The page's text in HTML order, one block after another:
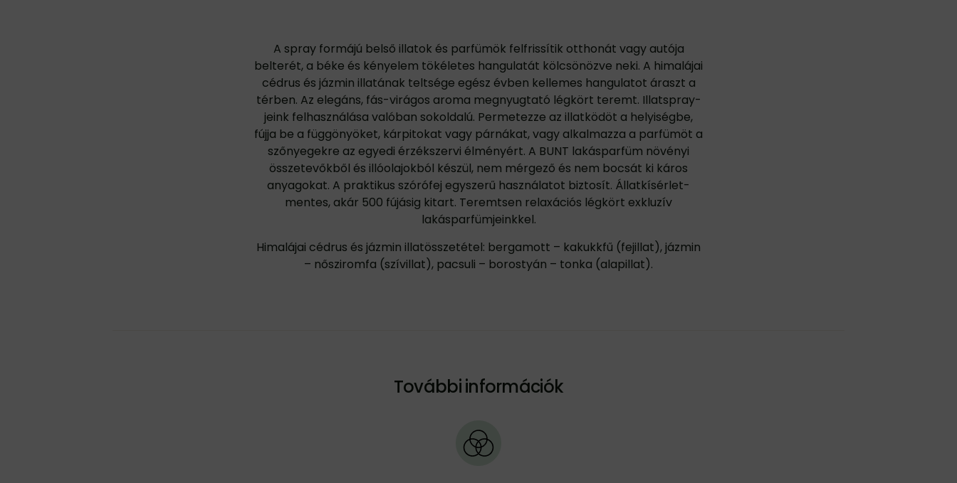
A spray formájú belső illatok és parfümök felfrissítik otthonát vagy autója
belterét, a béke és kényelem tökéletes hangulatát kölcsönözve neki. A himalájai
cédrus és jázmin illatának teltsége egész évben kellemes hangulatot áraszt a
térben. Az elegáns, fás-virágos aroma megnyugtató légkört teremt. Illatspray-
jeink felhasználása valóban sokoldalú. Permetezze az illatködöt a helyiségbe,
fújja be a függönyöket, kárpitokat vagy párnákat, vagy alkalmazza a parfümöt a
szőnyegekre az egyedi érzékszervi élményért. A BUNT lakásparfüm növényi
összetevőkből és illóolajokból készül, nem mérgező és nem bocsát ki káros
anyagokat. A praktikus szórófej egyszerű használatot biztosít. Állatkísérlet-
mentes, akár 500 fújásig kitart. Teremtsen relaxációs légkört exkluzív
lakásparfümjeinkkel.
Himalájai cédrus és jázmin illatösszetétel: bergamott – kakukkfű (fejillat), jázmin
– nősziromfa (szívillat), pacsuli – borostyán – tonka (alapillat).
További információk